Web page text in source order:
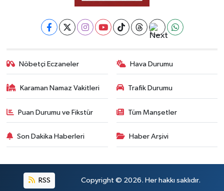
Nöbetçi Eczaneler Hava Durumu
Karaman Namaz Vakitleri Trafik Durumu
Puan Durumu ve Fikstür Tüm Manşetler
Son Dakika Haberleri Haber Arşivi
RSS Copyright © 2026. Her hakkı saklıdır.